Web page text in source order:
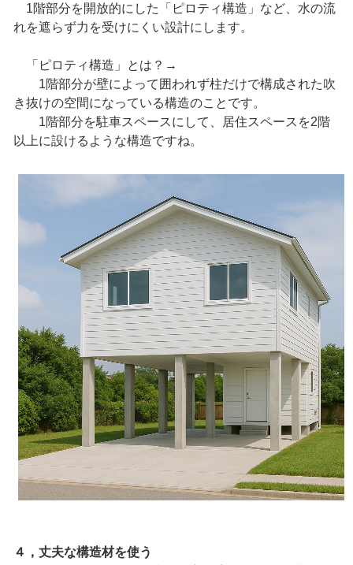
1階部分を開放的にした「ピロティ構造」など、水の流
れを遮らず力を受けにくい設計にします。
「ピロティ構造」とは？→
1階部分が壁によって囲われず柱だけで構成された吹
き抜けの空間になっている構造のことです。
1階部分を駐車スペースにして、居住スペースを2階
以上に設けるような構造ですね。
４，丈夫な構造材を使う